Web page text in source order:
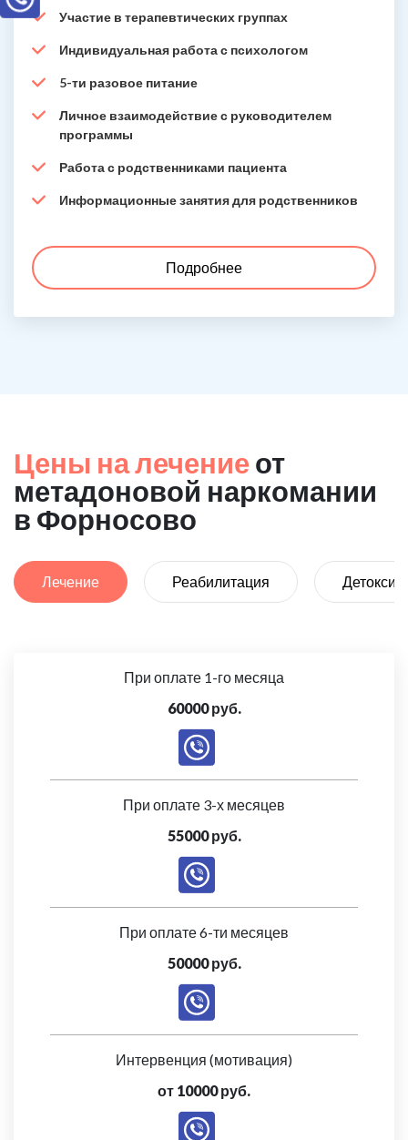
Участие в терапевтических группах
Индивидуальная работа с психологом
5-ти разовое питание
Личное взаимодействие с руководителем
программы
Работа с родственниками пациента
Информационные занятия для родственников
Подробнее
Цены на лечение от
метадоновой наркомании
в Форносово
Лечение Реабилитация
При оплате 1-го месяца
60000 руб.
При оплате 3-х месяцев
55000 руб.
При оплате 6-ти месяцев
50000 руб.
Интервенция (мотивация)
от 10000 руб.